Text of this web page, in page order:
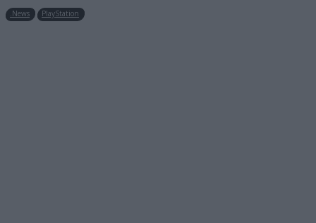
.News PlayStation